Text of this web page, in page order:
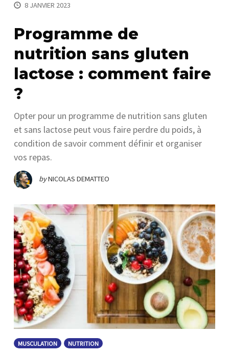
8 JANVIER 2023
Programme de
nutrition sans gluten
lactose : comment faire
?
Opter pour un programme de nutrition sans gluten
et sans lactose peut vous faire perdre du poids, à
condition de savoir comment définir et organiser
vos repas.
byNICOLAS DEMATTEO
MUSCULATION NUTRITION